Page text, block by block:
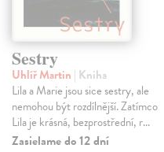
Sestry
Uhlíř Martin | Kniha
Lila a Marie jsou sice sestry, ale
nemohou být rozdílnější. Zatímco
Lila je krásná, bezprostřední, r...
Zasielame do 12 dní